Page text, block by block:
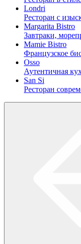
Londri
Ресторан с
Margarita Bistro
Завтраки,
Mamie Bistro
Французское
Osso
Аутентичная
San Si
Ресторан